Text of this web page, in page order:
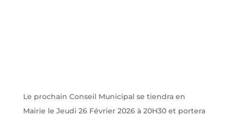
Le prochain Conseil Municipal se tiendra en
Mairie le Jeudi 26 Février 2026 à 20H30 et portera